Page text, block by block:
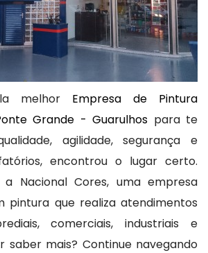
melhor Empresa de Pintura
Grande - Guarulhos para te
agilidade, segurança e
encontrou o lugar certo.
Nacional Cores, uma empresa
pintura que realiza atendimentos
comerciais, industriais e
saber mais? Continue navegando